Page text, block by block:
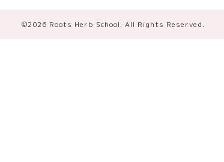
©2026 Roots Herb School. All Rights Reserved.